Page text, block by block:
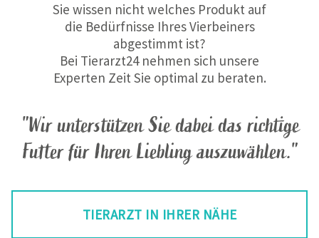
"Wir unterstützen Sie dabei das richtige
Futter für Ihren Liebling auszuwählen."
Sie wissen nicht welches Produkt auf
die Bedürfnisse Ihres Vierbeiners
abgestimmt ist?
Bei Tierarzt24 nehmen sich unsere
Experten Zeit Sie optimal zu beraten.
TIERARZT IN IHRER NÄHE